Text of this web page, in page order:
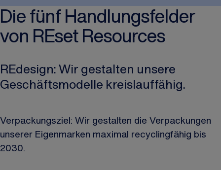
Die fünf Handlungsfelder
von REset Resources
REdesign: Wir gestalten unsere
Geschäftsmodelle kreislauffähig.
Verpackungsziel: Wir gestalten die Verpackungen
unserer Eigenmarken maximal recyclingfähig bis
2030.